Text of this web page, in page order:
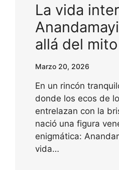
La vida
allá del mito
Marzo 20, 2026
En un rincón
donde los ecos de
entrelazan con la
nació una figura
enigmática:
vida…